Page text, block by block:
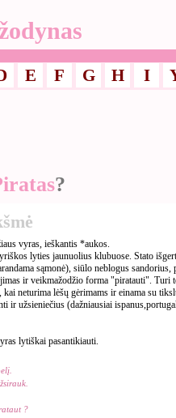
E F G H I
?
vyras, ieškantis *aukos.
lyties jaunuolius klubuose. Stato
sąmonė), siūlo neblogus sandorius,
ir veikmažodžio forma "piratauti". Turi
kai neturima lėšų gėrimams ir einama su
ir užsieniečius (dažniausiai
lytiškai pasantikiauti.
?